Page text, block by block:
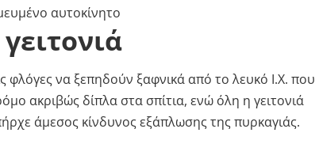
φλόγες να ξεπηδούν ξαφνικά από το λευκό Ι.Χ. που
ακριβώς δίπλα στα σπίτια, ενώ όλη η γειτονιά
άμεσος κίνδυνος εξάπλωσης της πυρκαγιάς.